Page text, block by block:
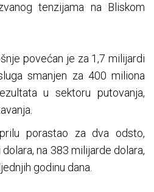
tenzijama na Bliskom
povećan je za 1,7 milijardi
smanjen za 400 miliona
u sektoru putovanja,
porastao za dva odsto,
na 383 milijarde dolara,
godinu dana.